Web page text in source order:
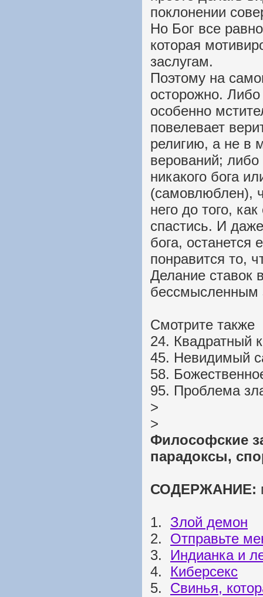
поклонении
Но Бог все
которая
заслугам.
Поэтому на
осторожно.
особенно
повелевает
религию, а не в
верований;
никакого бога
(самовлюблен),
него до того,
спастись. И
бога, останется
понравится то,
Делание ставок
бессмысленным
Смотрите также
24. Квадратный
45. Невидимый
58.
95. Проблема
>
>
Философские
парадоксы,
СОДЕРЖАНИЕ:
1. Злой демон
2. Отправьте
3. Индианка и
4. Киберсекс
5. Свинья,